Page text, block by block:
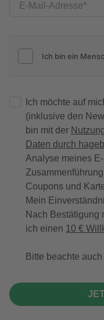
E-Mail-Adresse
Ich möchte auf
(inklusive den
bin mit der
Daten durch
Analyse meines
Coupons und
Mein
Nach Bestätigung
ich einen 10 €
Bitte beachte